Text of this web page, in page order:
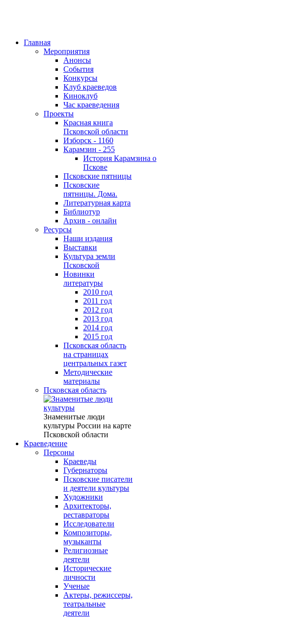
Главная
Мероприятия
Анонсы
События
Конкурсы
Клуб краеведов
Киноклуб
Час краеведения
Проекты
Красная книга
Псковской области
Изборск - 1160
Карамзин - 255
История Карамзина о
Пскове
Псковские пятницы
Псковские
пятницы. Дома.
Литературная карта
Библиотур
Архив - онлайн
Ресурсы
Наши издания
Выставки
Культура земли
Псковской
Новинки
литературы
2010 год
2011 год
2012 год
2013 год
2014 год
2015 год
Псковская область
на страницах
центральных газет
Методические
материалы
Псковская область
Знаменитые люди
культуры России на карте
Псковской области
Краеведение
Персоны
Краеведы
Губернаторы
Псковские писатели
и деятели культуры
Художники
Архитекторы,
реставраторы
Исследователи
Композиторы,
музыканты
Религиозные
деятели
Исторические
личности
Ученые
Актеры, режиссеры,
театральные
деятели